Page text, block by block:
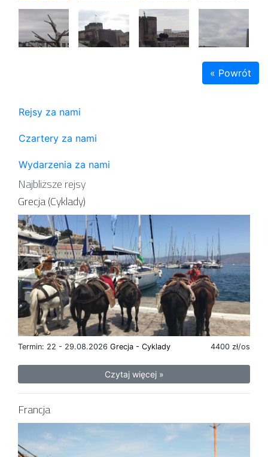
« Powrót
Rejsy za nami
Czartery za nami
Wydarzenia za nami
Najbliższe rejsy
Grecja (Cyklady)
Termin: 22 - 29.08.2026 4400 zł/os
Grecja - Cyklady
Czytaj więcej »
Francja